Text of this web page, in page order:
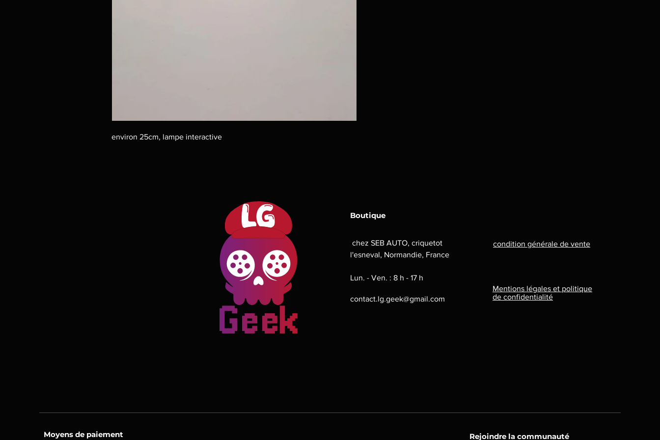
environ 25cm, lampe interactive
Boutique
chez SEB AUTO, criquetot
l'esneval, Normandie, France
Lun. - Ven. : 8 h - 17 h
contact.lg.geek@gmail.com
condition générale de vente
Mentions légales et politique
de confidentialité
Moyens de paiement Rejoindre la communauté